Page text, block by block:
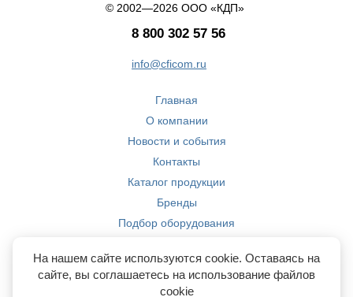
© 2002—2026 ООО «КДП»
8 800 302 57 56
info@cficom.ru
Главная
О компании
Новости и события
Контакты
Каталог продукции
Бренды
Подбор оборудования
Компетенции
На нашем сайте используются cookie. Оставаясь на
сайте, вы соглашаетесь на использование файлов
cookie